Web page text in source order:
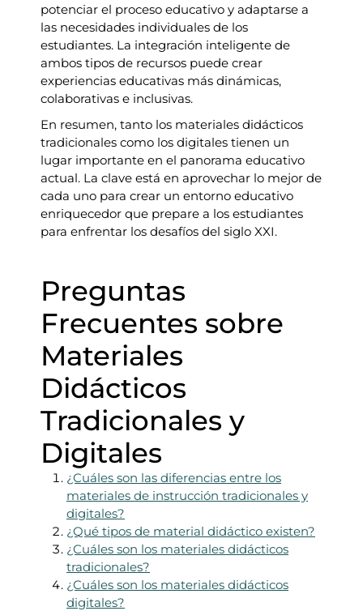
potenciar el proceso educativo y adaptarse a
las necesidades individuales de los
estudiantes. La integración inteligente de
ambos tipos de recursos puede crear
experiencias educativas más dinámicas,
colaborativas e inclusivas.
En resumen, tanto los materiales didácticos
tradicionales como los digitales tienen un
lugar importante en el panorama educativo
actual. La clave está en aprovechar lo mejor de
cada uno para crear un entorno educativo
enriquecedor que prepare a los estudiantes
para enfrentar los desafíos del siglo XXI.
Preguntas
Frecuentes sobre
Materiales
Didácticos
Tradicionales y
Digitales
¿Cuáles son las diferencias entre los
materiales de instrucción tradicionales y
digitales?
¿Qué tipos de material didáctico existen?
¿Cuáles son los materiales didácticos
tradicionales?
¿Cuáles son los materiales didácticos
digitales?